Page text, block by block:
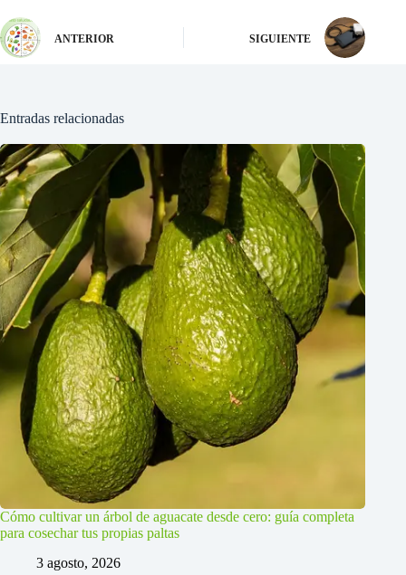
ANTERIOR SIGUIENTE
Entradas relacionadas
Cómo cultivar un árbol de aguacate desde cero: guía completa
para cosechar tus propias paltas
3 agosto, 2026